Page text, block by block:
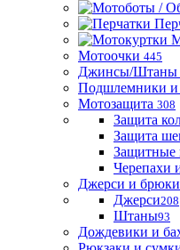
Мотоочки 445
Джинсы/Штаны
Подшлемники и
Мотозащита 308
Защита
Защита
Защитные
Черепахи
Джерси и брюки
Джерси208
Штаны93
Дождевики и